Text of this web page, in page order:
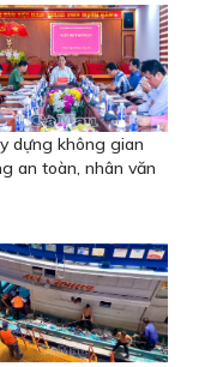
dựng không gian
an toàn, nhân văn